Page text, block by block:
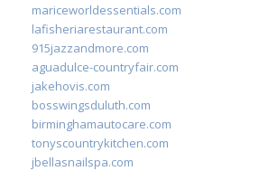
mariceworldessentials.com
lafisheriarestaurant.com
915jazzandmore.com
aguadulce-countryfair.com
jakehovis.com
bosswingsduluth.com
birminghamautocare.com
tonyscountrykitchen.com
jbellasnailspa.com